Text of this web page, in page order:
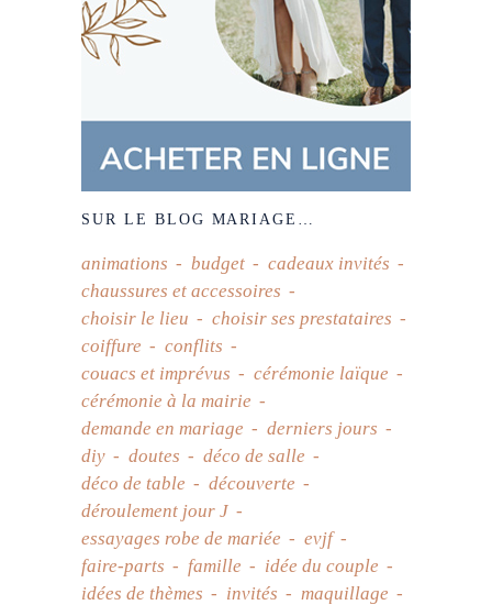
SUR LE BLOG MARIAGE…
animations budget
cadeaux invités
chaussures et accessoires
choisir le lieu
choisir ses prestataires
coiffure
conflits
couacs et imprévus
cérémonie laïque
cérémonie à la mairie
demande en mariage
derniers jours
diy
doutes
déco de salle
déco de table
découverte
déroulement jour J
essayages robe de mariée
evjf
faire-parts
famille
idée du couple
idées de thèmes
invités
maquillage